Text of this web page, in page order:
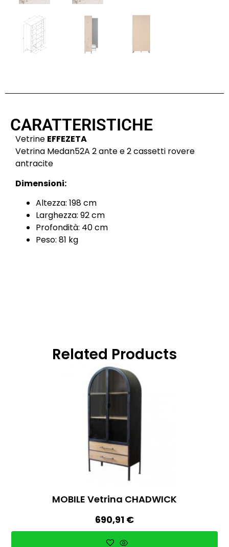
CARATTERISTICHE
Vetrine EFFEZETA
Vetrina Medan52A 2 ante e 2 cassetti rovere
antracite
Dimensioni:
Altezza: 198 cm
Larghezza: 92 cm
Profondità: 40 cm
Peso: 81 kg
Related Products
MOBILE Vetrina CHADWICK
690,91 €